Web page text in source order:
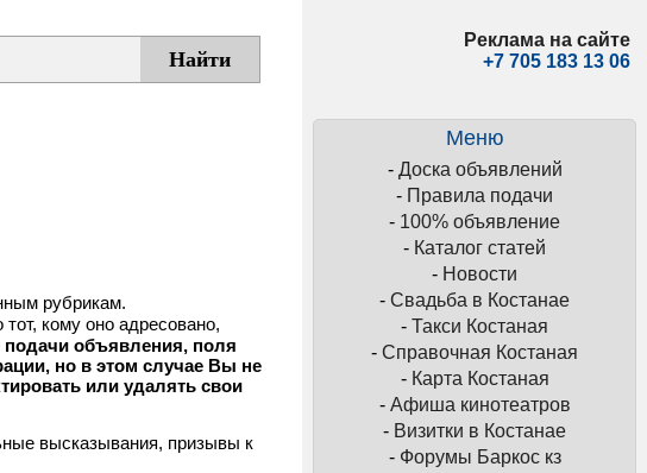
Реклама на сайте
+7 705 183 13 06
Меню
- Доска объявлений
- Правила подачи
- 100% объявление
- Каталог статей
- Новости
- Свадьба в Костанае
- Такси Костаная
- Справочная Костаная
- Карта Костаная
- Афиша кинотеатров
- Визитки в Костанае
- Форумы Баркос кз
рубрикам.
кому оно адресовано,
подачи объявления, поля
но в этом случае Вы не
или удалять свои
высказывания, призывы к